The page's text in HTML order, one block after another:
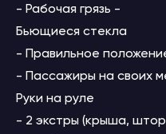
- Рабочая грязь -
Бьющиеся стекла
- Правильное
- Пассажиры на своих
Руки на руле
- 2 экстры (крыша,